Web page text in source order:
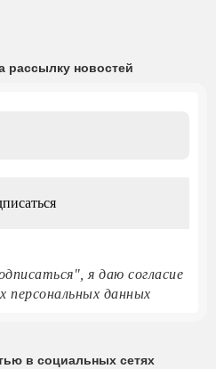
рассылку новостей
я даю согласие
персональных данных
в социальных сетях